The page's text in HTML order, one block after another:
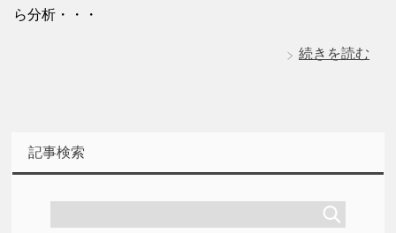
ら分析・・・
続きを読む
記事検索